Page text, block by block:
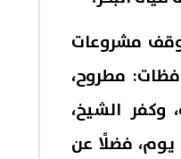
مشروعات
عدد 14 مشروعًا، بمحافظات: مطروح،
وكفر الشيخ،
والإسماعيلية، والسويس، بإجمالي طاقة2.4مليون م3/ يوم، فضلًا عن